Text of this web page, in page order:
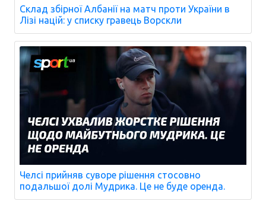
Склад збірної Албанії на матч проти України в
Лізі націй: у списку гравець Ворскли
Челсі прийняв суворе рішення стосовно
подальшої долі Мудрика. Це не буде оренда.